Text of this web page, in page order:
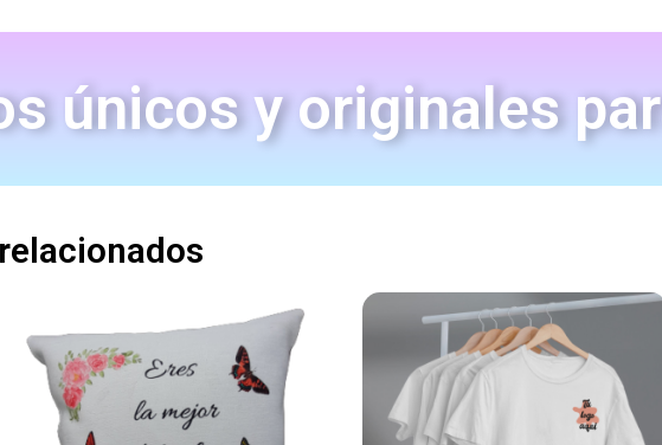
únicos y originales